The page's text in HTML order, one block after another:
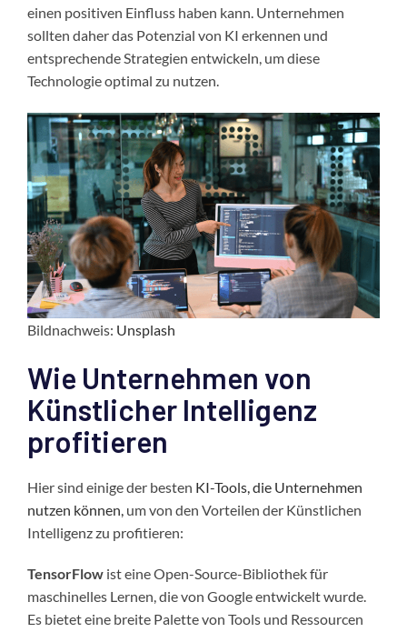
einen positiven Einfluss haben kann. Unternehmen
sollten daher das Potenzial von KI erkennen und
entsprechende Strategien entwickeln, um diese
Technologie optimal zu nutzen.
Bildnachweis: Unsplash
Wie Unternehmen von
Künstlicher Intelligenz
profitieren
Hier sind einige der besten KI-Tools, die Unternehmen
nutzen können, um von den Vorteilen der Künstlichen
Intelligenz zu profitieren:
TensorFlow ist eine Open-Source-Bibliothek für
maschinelles Lernen, die von Google entwickelt wurde.
Es bietet eine breite Palette von Tools und Ressourcen